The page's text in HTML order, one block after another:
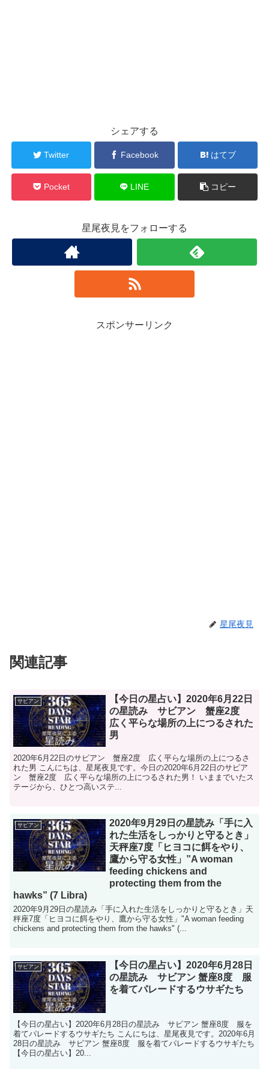
シェアする
Twitter Facebook はてブ
Pocket LINE コピー
星尾夜見をフォローする
スポンサーリンク
星尾夜見
関連記事
サビアン
【今日の星占い】2020年6月22日
の星読み サビアン 蟹座2度
広く平らな場所の上につるされた
男
2020年6月22日のサビアン 蟹座2度 広く平らな場所の上につるさ
れた男 こんにちは、星尾夜見です。今日の2020年6月22日のサビア
ン 蟹座2度 広く平らな場所の上につるされた男！ いままでいたス
テージから、ひとつ高いステ...
サビアン
2020年9月29日の星読み「手に入
れた生活をしっかりと守るとき」
天秤座7度「ヒヨコに餌をやり、
鷹から守る女性」”A woman
feeding chickens and
protecting them from the
hawks” (7 Libra)
2020年9月29日の星読み「手に入れた生活をしっかりと守るとき」天
秤座7度「ヒヨコに餌をやり、鷹から守る女性」"A woman feeding
chickens and protecting them from the hawks" (...
サビアン
【今日の星占い】2020年6月28日
の星読み サビアン 蟹座8度 服
を着てパレードするウサギたち
【今日の星占い】2020年6月28日の星読み サビアン 蟹座8度 服を
着てパレードするウサギたち こんにちは、星尾夜見です。2020年6月
28日の星読み サビアン 蟹座8度 服を着てパレードするウサギたち
【今日の星占い】20...